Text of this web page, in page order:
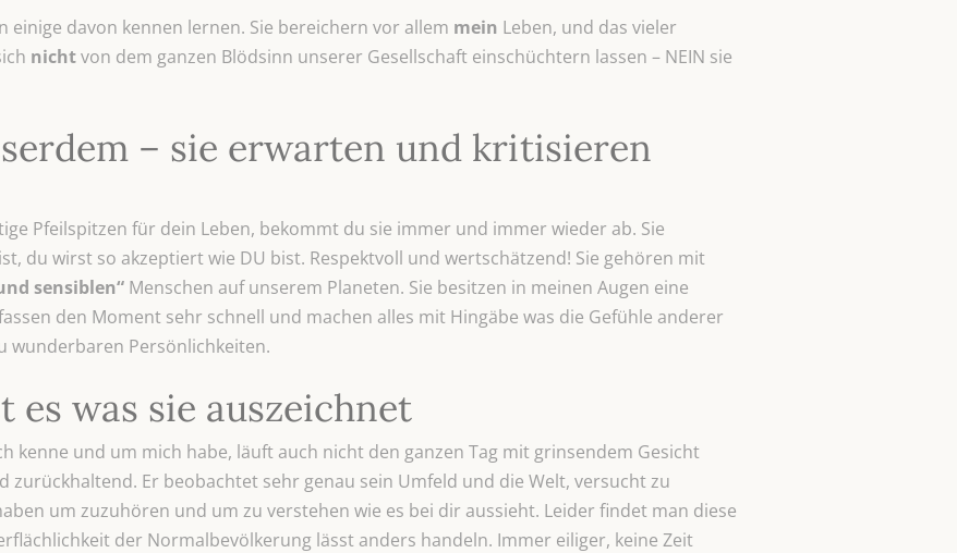
einige davon kennen lernen. Sie bereichern vor allem mein Leben, und das vieler
nichtvon dem ganzen Blödsinn unserer Gesellschaft einschüchtern lassen – NEIN sie
– sie erwarten und kritisieren
Pfeilspitzen für dein Leben, bekommt du sie immer und immer wieder ab. Sie
du wirst so akzeptiert wie DU bist. Respektvoll und wertschätzend! Sie gehören mit
sensiblen“Menschen auf unserem Planeten. Sie besitzen in meinen Augen eine
den Moment sehr schnell und machen alles mit Hingäbe was die Gefühle anderer
wunderbaren Persönlichkeiten.
es was sie auszeichnet
kenne und um mich habe, läuft auch nicht den ganzen Tag mit grinsendem Gesicht
zurückhaltend. Er beobachtet sehr genau sein Umfeld und die Welt, versucht zu
um zuzuhören und um zu verstehen wie es bei dir aussieht. Leider findet man diese
der Normalbevölkerung lässt anders handeln. Immer eiliger, keine Zeit